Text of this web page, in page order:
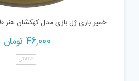
خمیر بازی ژل بازی مدل کهکشان هنر
46,000 تومان
شکلاتی